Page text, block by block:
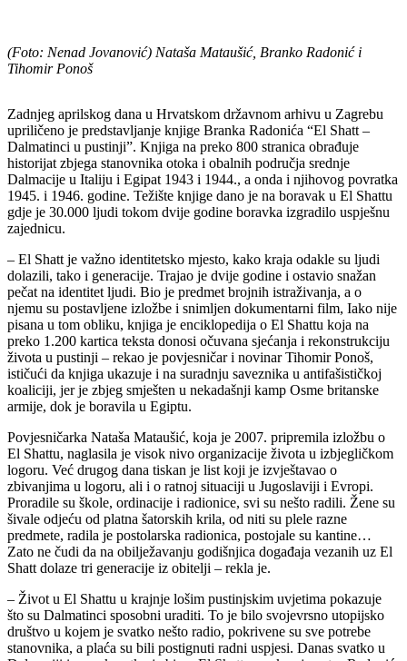
(Foto: Nenad Jovanović) Nataša Mataušić, Branko Radonić i
Tihomir Ponoš
Zadnjeg aprilskog dana u Hrvatskom državnom arhivu u Zagrebu
upriličeno je predstavljanje knjige Branka Radonića “El Shatt –
Dalmatinci u pustinji”. Knjiga na preko 800 stranica obrađuje
historijat zbjega stanovnika otoka i obalnih područja srednje
Dalmacije u Italiju i Egipat 1943 i 1944., a onda i njihovog povratka
1945. i 1946. godine. Težište knjige dano je na boravak u El Shattu
gdje je 30.000 ljudi tokom dvije godine boravka izgradilo uspješnu
zajednicu.
– El Shatt je važno identitetsko mjesto, kako kraja odakle su ljudi
dolazili, tako i generacije. Trajao je dvije godine i ostavio snažan
pečat na identitet ljudi. Bio je predmet brojnih istraživanja, a o
njemu su postavljene izložbe i snimljen dokumentarni film, Iako nije
pisana u tom obliku, knjiga je enciklopedija o El Shattu koja na
preko 1.200 kartica teksta donosi očuvana sjećanja i rekonstrukciju
života u pustinji – rekao je povjesničar i novinar Tihomir Ponoš,
ističući da knjiga ukazuje i na suradnju saveznika u antifašističkoj
koaliciji, jer je zbjeg smješten u nekadašnji kamp Osme britanske
armije, dok je boravila u Egiptu.
Povjesničarka Nataša Mataušić, koja je 2007. pripremila izložbu o
El Shattu, naglasila je visok nivo organizacije života u izbjegličkom
logoru. Već drugog dana tiskan je list koji je izvještavao o
zbivanjima u logoru, ali i o ratnoj situaciji u Jugoslaviji i Evropi.
Proradile su škole, ordinacije i radionice, svi su nešto radili. Žene su
šivale odjeću od platna šatorskih krila, od niti su plele razne
predmete, radila je postolarska radionica, postojale su kantine…
Zato ne čudi da na obilježavanju godišnjica događaja vezanih uz El
Shatt dolaze tri generacije iz obitelji – rekla je.
– Život u El Shattu u krajnje lošim pustinjskim uvjetima pokazuje
što su Dalmatinci sposobni uraditi. To je bilo svojevrsno utopijsko
društvo u kojem je svatko nešto radio, pokrivene su sve potrebe
stanovnika, a plaća su bili postignuti radni uspjesi. Danas svatko u